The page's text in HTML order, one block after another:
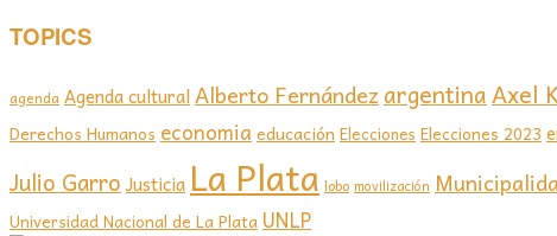
TOPICS
agenda Agenda culturalAlberto Fernández argentinaAxel
Derechos Humanos economia educación Elecciones Elecciones 2023
Julio Garro Justicia La Plata lobo movilización
Universidad Nacional de La Plata UNLP